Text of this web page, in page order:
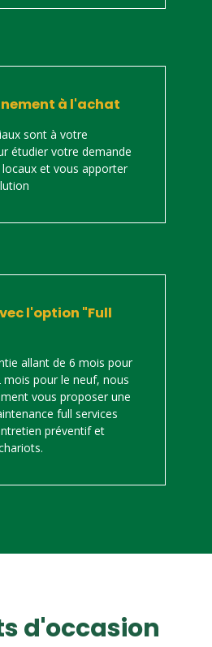
à l'achat
sont à votre
étudier votre demande
et vous apporter
l'option "Full
allant de 6 mois pour
mois pour le neuf, nous
vous proposer une
full services
préventif et
d'occasion